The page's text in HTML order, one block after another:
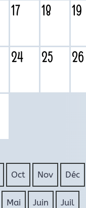
17 18 19
24 25 26
Oct Nov Déc
Mai Juin Juil